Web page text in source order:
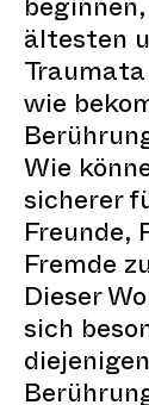
ältesten
Traumata
wie
Wie
sicherer
Freunde,
Fremde
Dieser
sich